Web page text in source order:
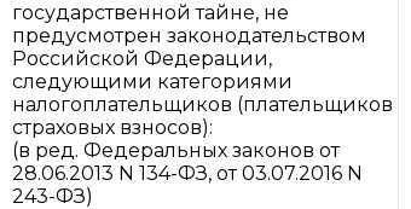
государственной тайне, не
предусмотрен законодательством
Российской Федерации,
следующими категориями
налогоплательщиков (плательщиков
страховых взносов):
(в ред. Федеральных законов от
28.06.2013 N 134-ФЗ, от 03.07.2016 N
243-ФЗ)